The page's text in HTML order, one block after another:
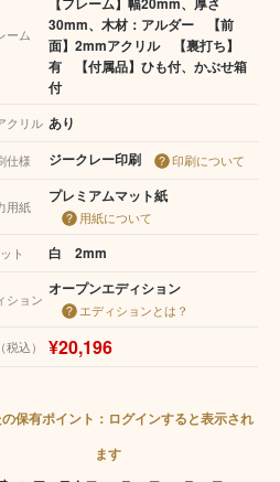
ーム
30mm、木材：アルダー 【前
面】2mmアクリル 【裏打ち】
有 【付属品】ひも付、かぶせ箱
付
クリル あり
仕様 ジークレー印刷 印刷について
用紙
プレミアムマット紙
用紙について
ト
白 2mm
ション
オープンエディション
エディションとは？
込） ¥20,196
保有ポイント：ログインすると表示され
ます